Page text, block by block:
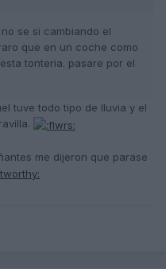
se si cambiando el
que en un coche como
tonteria. pasare por el
tuve todo tipo de lluvia y el
me dijeron que parase